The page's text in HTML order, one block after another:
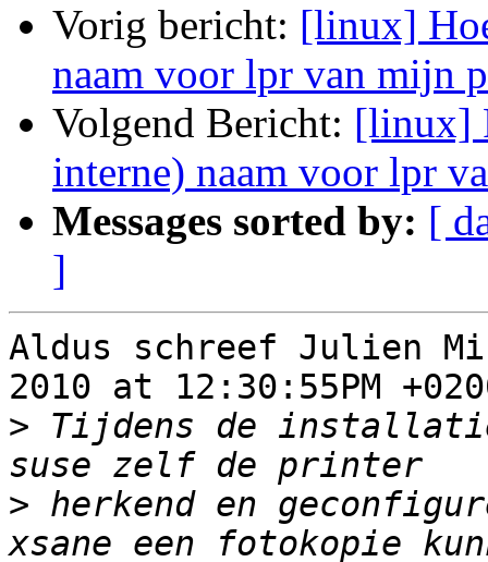
Vorig bericht: [linux]
naam voor lpr van mijn
Volgend Bericht: [linux]
interne) naam voor lpr
Messages sorted by: [
]
Aldus schreef Julien
2010 at 12:30:55PM
> Tijdens de
> herkend en